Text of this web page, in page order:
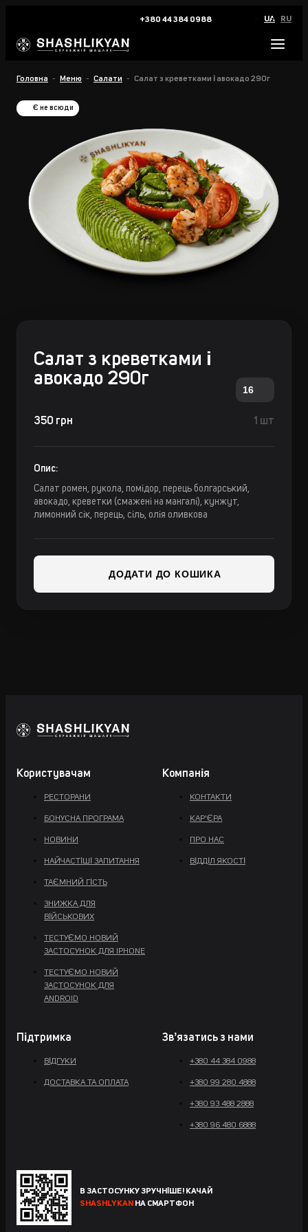
+380 44 384 0988 UA RU
Головна Меню Салати Салат з креветками і авокадо 290г
Салат з креветками і
авокадо 290г
16
350 грн 1 шт
Опис:
Салат ромен, рукола, помідор, перець болгарський,
авокадо, креветки (смажені на мангалі), кунжут,
лимонний сік, перець, сіль, олія оливкова
ДОДАТИ ДО КОШИКА
Є не всюди
Користувачам
РЕСТОРАНИ
БОНУСНА ПРОГРАМА
НОВИНИ
НАЙЧАСТІШІ ЗАПИТАННЯ
ТАЄМНИЙ ГІСТЬ
ЗНИЖКА ДЛЯ
ВІЙСЬКОВИХ
ТЕСТУЄМО НОВИЙ
ЗАСТОСУНОК ДЛЯ IPHONE
ТЕСТУЄМО НОВИЙ
ЗАСТОСУНОК ДЛЯ
ANDROID
Компанія
КОНТАКТИ
КАР'ЄРА
ПРО НАС
ВІДДІЛ ЯКОСТІ
Підтримка
ВІДГУКИ
ДОСТАВКА ТА ОПЛАТА
Звʼязатись з нами
+380 44 384 0988
+380 99 280 4888
+380 93 488 2888
+380 96 480 6888
В ЗАСТОСУНКУ ЗРУЧНІШЕ! КАЧАЙ
SHASHLYKAN НА СМАРТФОН